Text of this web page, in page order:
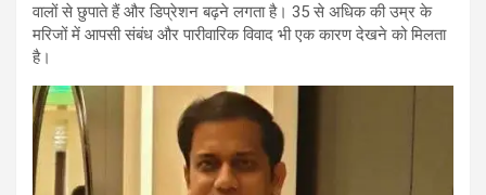
वालों से छुपाते हैं और डिप्रेशन बढ़ने लगता है। 35 से अधिक की उम्र के
मरिजों में आपसी संबंध और पारीवारिक विवाद भी एक कारण देखने को मिलता
है।